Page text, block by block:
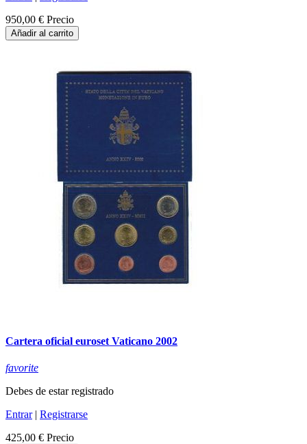
950,00 € Precio
Añadir al carrito
Cartera oficial euroset Vaticano 2002
favorite
Debes de estar registrado
Entrar| Registrarse
425,00 € Precio